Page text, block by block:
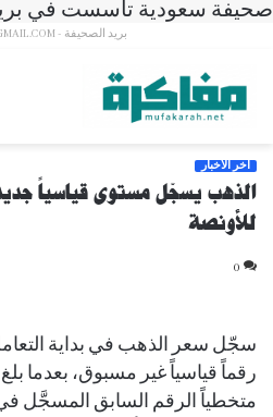
صحيفة سعودية تأسست في
بريد الصحيفة - MUF2014S@GMAIL.COM
آخر الأخبار
للأونصة
0
سجّل سعر الذهب في بداية
متخطياً الرقم السابق المسجَّل